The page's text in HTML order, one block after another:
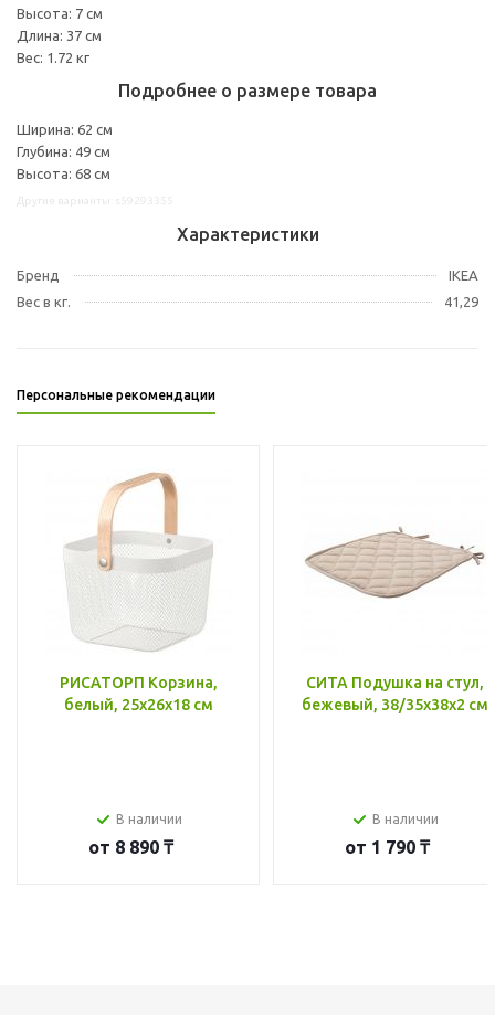
Высота: 7 см
Длина: 37 см
Вес: 1.72 кг
Подробнее о размере товара
Ширина: 62 см
Глубина: 49 см
Высота: 68 см
Характеристики
Бренд
IKEA
Вес в кг.
41,29
Персональные рекомендации
РИСАТОРП Корзина,
белый, 25x26x18 см
В наличии
от 8 890 ₸
СИТА Подушка на стул,
бежевый, 38/35x38x2 см
В наличии
от 1 790 ₸